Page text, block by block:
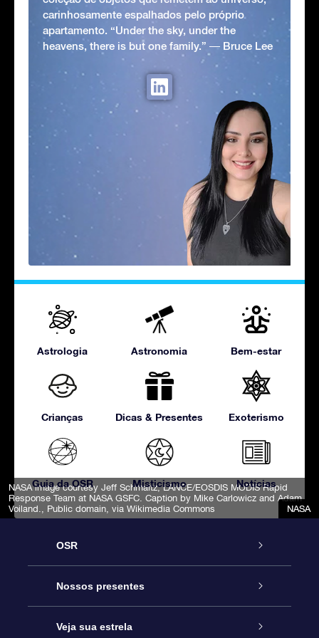
NASA
NASA
NASA
NASA image courtesy Jeff Schmaltz, LANCE/EOSDIS MODIS Rapid
Response Team at NASA GSFC. Caption by Mike Carlowicz and Adam
Voiland.
, Public domain, via Wikimedia Commons NASA
NASA
carinhosamente espalhados pelo próprio
apartamento. “Under the sky, under the
heavens, there is but one family.” ― Bruce Lee
Astrologia Astronomia Bem-estar
Crianças Dicas & Presentes Exoterismo
Guia da OSR Misticismo Notícias
OSR
Serviço
Entre em contato conosco
Nossos presentes
Presente estrelar on-line
Veja sua estrela